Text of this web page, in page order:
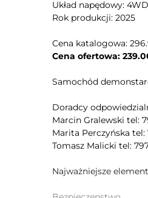
Układ napędowy:
Rok produkcji: 2025
Cena ofertowa:
Samochód
Doradcy
Marcin Gralewski tel:
Marita Perczyńska
Tomasz Malicki tel:
Najważniejsze